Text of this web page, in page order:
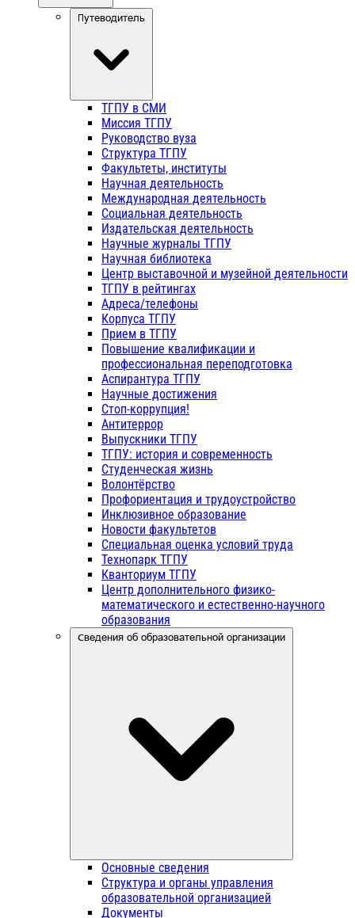
Путеводитель
ТГПУ в СМИ
Миссия ТГПУ
Руководство вуза
Структура ТГПУ
Факультеты, институты
Научная деятельность
Международная деятельность
Социальная деятельность
Издательская деятельность
Научные журналы ТГПУ
Научная библиотека
Центр выставочной и музейной деятельности
ТГПУ в рейтингах
Адреса/телефоны
Корпуса ТГПУ
Прием в ТГПУ
Повышение квалификации и
профессиональная переподготовка
Аспирантура ТГПУ
Научные достижения
Стоп-коррупция!
Антитеррор
Выпускники ТГПУ
ТГПУ: история и современность
Студенческая жизнь
Волонтёрство
Профориентация и трудоустройство
Инклюзивное образование
Новости факультетов
Специальная оценка условий труда
Технопарк ТГПУ
Кванториум ТГПУ
Центр дополнительного физико-
математического и естественно-научного
образования
Сведения об образовательной организации
Основные сведения
Структура и органы управления
образовательной организацией
Документы